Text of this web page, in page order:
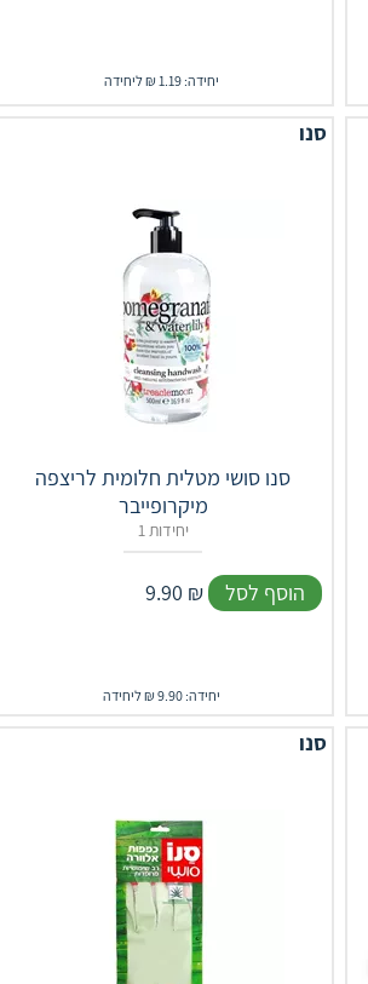
יחידה: 1.19 ₪ ליחידה
סנו
סנו סושי מטלית חלומית לריצפה
מיקרופייבר
1 יחידות
9.90 ₪ הוסף לסל
יחידה: 9.90 ₪ ליחידה
סנו